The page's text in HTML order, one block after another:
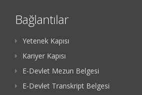
Bağlantılar
Yetenek Kapısı
Kariyer Kapısı
E-Devlet Mezun Belgesi
E-Devlet Transkript Belgesi